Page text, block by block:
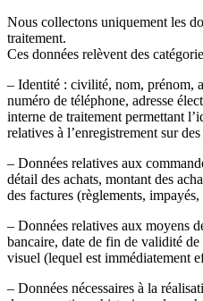
Nous collectons uniquement les
traitement.
Ces données relèvent des
– Identité : civilité, nom, prénom,
numéro de téléphone, adresse
interne de traitement permettant
relatives à l’enregistrement sur
– Données relatives aux
détail des achats, montant des
des factures (règlements,
– Données relatives aux moyens
bancaire, date de fin de validité
visuel (lequel est immédiatement
– Données nécessaires à la